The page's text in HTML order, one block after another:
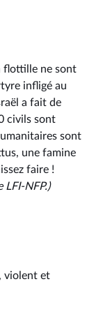
flottille ne sont
infligé au
a fait de
civils sont
sont
une famine
faire !
LFI-NFP.)
violent et